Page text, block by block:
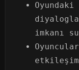
imkanı